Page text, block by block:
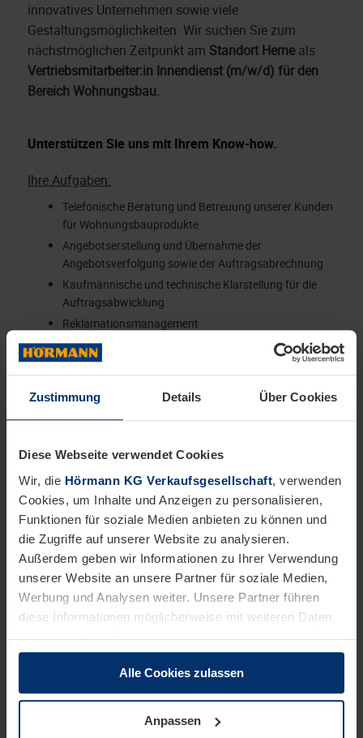
Zustimmung Details Über Cookies
Diese Webseite verwendet Cookies
Wir, die Hörmann KG Verkaufsgesellschaft, verwenden
Cookies, um Inhalte und Anzeigen zu personalisieren,
Funktionen für soziale Medien anbieten zu können und
die Zugriffe auf unserer Website zu analysieren.
Außerdem geben wir Informationen zu Ihrer Verwendung
unserer Website an unsere Partner für soziale Medien,
Werbung und Analysen weiter. Unsere Partner führen
diese Informationen möglicherweise mit weiteren Daten
zusammen, die Sie ihnen bereitgestellt haben oder die
sie im Rahmen Ihrer Nutzung der Dienste gesammelt
Rechtlich können wir Cookies auf Ihrem Gerät speichern,
wenn diese für den Betrieb dieser Seite unbedingt
Alle Cookies zulassen
Anpassen
innovatives Unternehmen sowie viele
Gestaltungsmöglichkeiten. Wir suchen Sie zum
nächstmöglichen Zeitpunkt am Standort Herneals
Vertriebsmitarbeiter:in Innendienst (m/w/d) für den
Bereich Wohnungsbau.
Unterstützen Sie uns mit Ihrem Know-how.
Ihre Aufgaben:
Telefonische Beratung und Betreuung unserer Kunden
für Wohnungsbauprodukte
Angebotserstellung und Übernahme der
Angebotsverfolgung sowie der Auftragsabrechnung
Kaufmännische und technische Klarstellung für die
Auftragsabwicklung
Reklamationsmanagement
Erarbeitung von technischen Sonderlösungen in
Absprache mit unseren Fertigungswerken
Das bringen Sie mit:
Kaufmännische, vertriebsorientierte Berufsausbildung,
z.B. Industriekaufmann/-frau, Kaufmann/-frau für
Groß- und Außenhandelsmanagement oder alternativ
Erfahrung im Vertrieb
Ausgeprägtes technisches Verständnis
Erfahren im Umgang mit den MS-Office-Anwendungen
Teamfähigkeit und ein kundenorientiertes Denken und
Handeln
Erste Erfahrung in der Bauzulieferindustrie
Erfahrungen im Umgang mit SAP
Wir möchten, dass Sie sich bei uns wohlfühlen.